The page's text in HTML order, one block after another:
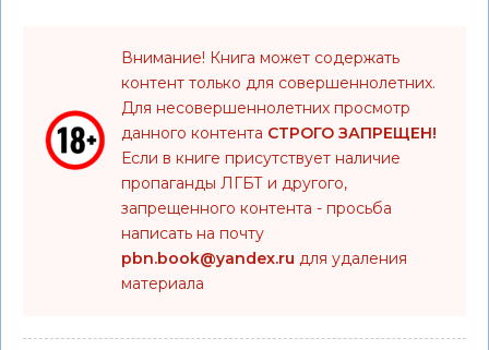
Внимание! Книга может содержать
контент только для совершеннолетних.
Для несовершеннолетних просмотр
данного контента СТРОГО ЗАПРЕЩЕН!
Если в книге присутствует наличие
пропаганды ЛГБТ и другого,
запрещенного контента - просьба
написать на почту
pbn.book@yandex.ru для удаления
материала